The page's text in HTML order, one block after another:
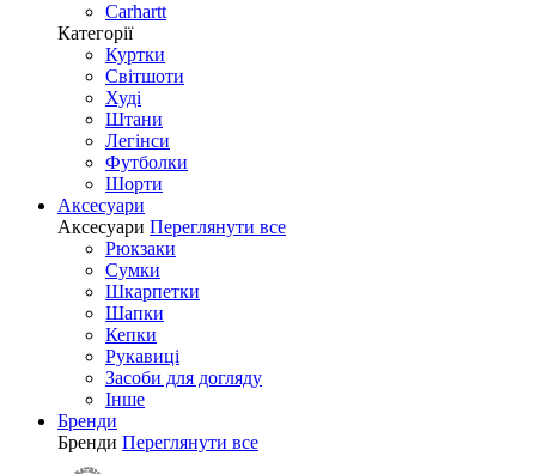
Carhartt
Категорії
Куртки
Світшоти
Худі
Штани
Легінси
Футболки
Шорти
Аксесуари
Аксесуари Переглянути все
Рюкзаки
Сумки
Шкарпетки
Шапки
Кепки
Рукавиці
Засоби для догляду
Інше
Бренди
Бренди Переглянути все